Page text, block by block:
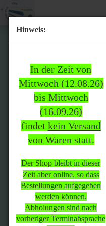
Hinweis:
In der Zeit von
Mittwoch (12.08.26)
bis Mittwoch
(16.09.26)
findet kein Versand
von Waren statt.
Der Shop bleibt in dieser
Zeit aber online, so dass
Bestellungen aufgegeben
werden können.
Abholungen sind nach
vorheriger Terminabsprache
Bitte
beachten:
In der Zeit von Mittwoch
(12.08.26) bis Mittwoch
(16.09.26)
statt.
Der Shop bleibt in dieser Zeit
aber online, so dass
Bestellungen aufgegeben
werden können.